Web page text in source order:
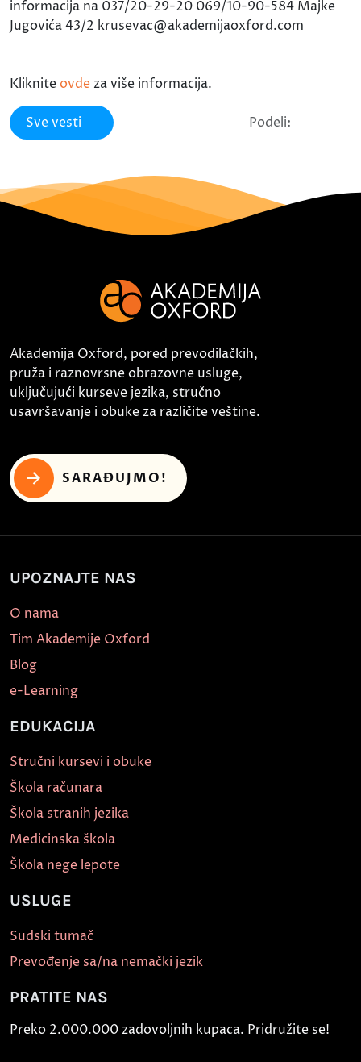
informacija na 037/20-29-20 069/10-90-584 Majke
Jugovića 43/2 krusevac@akademijaoxford.com
Kliknite ovde za više informacija.
Sve vesti Podeli:
Akademija Oxford, pored prevodilačkih,
pruža i raznovrsne obrazovne usluge,
uključujući kurseve jezika, stručno
usavršavanje i obuke za različite veštine.
SARAĐUJMO!
UPOZNAJTE NAS
O nama
Tim Akademije Oxford
Blog
e-Learning
EDUKACIJA
Stručni kursevi i obuke
Škola računara
Škola stranih jezika
Medicinska škola
Škola nege lepote
USLUGE
Sudski tumač
Prevođenje sa/na nemački jezik
PRATITE NAS
Preko 2.000.000 zadovoljnih kupaca. Pridružite se!